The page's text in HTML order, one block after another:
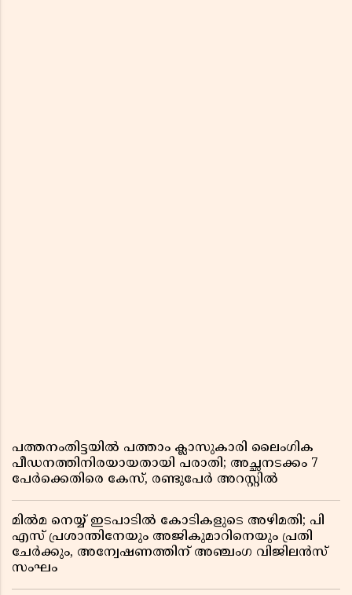
പത്തനംതിട്ടയിൽ പത്താം ക്ലാസുകാരി ലൈംഗിക
പീഡനത്തിനിരയായതായി പരാതി; അച്ഛനടക്കം 7
പേർക്കെതിരെ കേസ്, രണ്ടുപേർ അറസ്റ്റിൽ
മിൽമ നെയ്യ് ഇടപാടിൽ കോടികളുടെ അഴിമതി; പി
എസ് പ്രശാന്തിനേയും അജികുമാറിനെയും പ്രതി
ചേർക്കും, അന്വേഷണത്തിന് അഞ്ചംഗ വിജിലൻസ്
സംഘം